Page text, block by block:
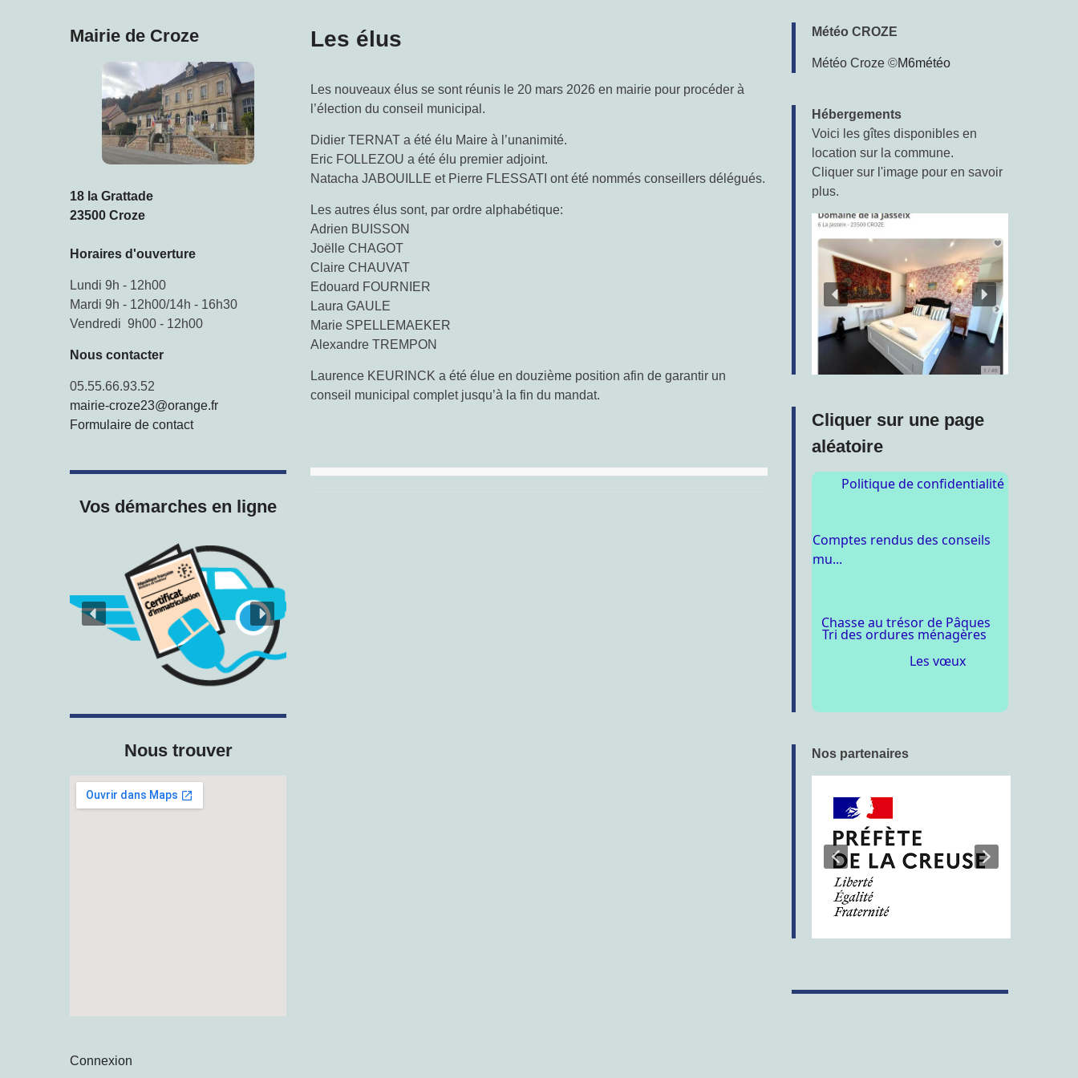
Les élus
Les nouveaux élus se sont réunis le 20 mars 2026 en mairie pour procéder à
l’élection du conseil municipal.
Didier TERNAT a été élu Maire à l’unanimité.
Eric FOLLEZOU a été élu premier adjoint.
Natacha JABOUILLE et Pierre FLESSATI ont été nommés conseillers délégués.
Les autres élus sont, par ordre alphabétique:
Adrien BUISSON
Joëlle CHAGOT
Claire CHAUVAT
Edouard FOURNIER
Laura GAULE
Marie SPELLEMAEKER
Alexandre TREMPON
Laurence KEURINCK a été élue en douzième position afin de garantir un
conseil municipal complet jusqu’à la fin du mandat.
Météo CROZE
Météo Croze ©M6météo
Hébergements
Voici les gîtes disponibles en
location sur la commune.
Cliquer sur l'image pour en savoir
plus.
Cliquer sur une page
aléatoire
Tri des ordures ménagères
Comptes rendus des conseils
mu...
Les vœux
Politique de confidentialité
Nos partenaires
Mairie de Croze
18 la Grattade
23500 Croze
Horaires d'ouverture
Lundi 9h - 12h00
Mardi 9h - 12h00/14h - 16h30
Vendredi 9h00 - 12h00
Nous contacter
05.55.66.93.52
mairie-croze23@orange.fr
Formulaire de contact
Vos démarches en ligne
Nous trouver
Connexion